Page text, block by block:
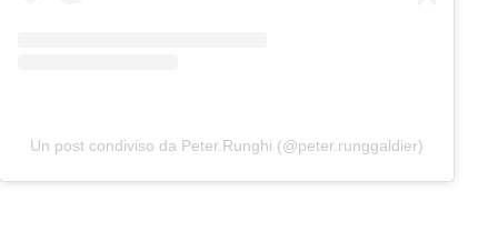
Un post condiviso da Peter.Runghi (@peter.runggaldier)